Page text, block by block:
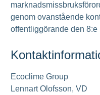
genom ovanstående
offentliggörande den 8:e
Ecoclime Group
Lennart Olofsson, VD